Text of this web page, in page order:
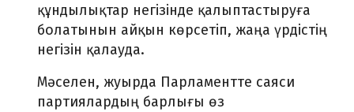
құндылықтар негізінде қалыптастыруға
болатынын айқын көрсетіп, жаңа үрдістің
негізін қалауда.
Мәселен, жуырда Парламентте саяси
партиялардың барлығы өз